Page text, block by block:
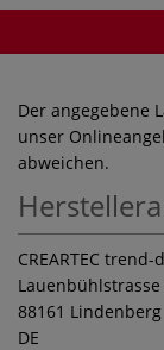
Der angegebene
unser
abweichen.
CREARTEC
Lauenbühlstrasse
88161 Lindenberg
DE